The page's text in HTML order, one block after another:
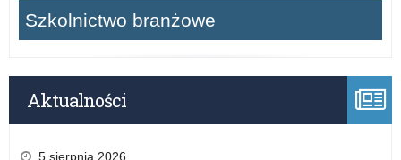
Szkolnictwo branżowe
Aktualności
5 sierpnia 2026